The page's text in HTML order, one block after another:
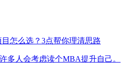
怎么选？3点帮你理清思路
多人会考虑读个MBA提升自己。